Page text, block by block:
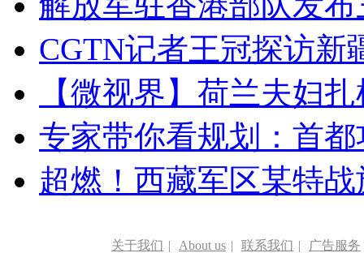
CGTN记者王冠探访新
【微视界】荷兰夫妇
专家带你看规划：首
超燃！西藏军区某特
关于我们 | About us | 联系我们 | 广告服务